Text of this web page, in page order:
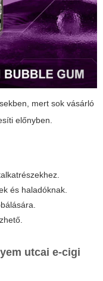
mert sok vásárló
előnyben.
és haladóknak.
utcai e-cigi